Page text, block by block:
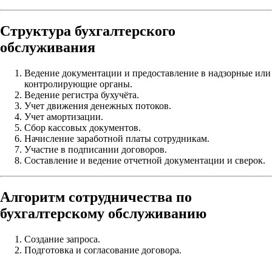
Структура бухгалтерского
обслуживания
Ведение документации и предоставление в надзорные или
контролирующие органы.
Ведение регистра бухучёта.
Учет движения денежных потоков.
Учет амортизации.
Сбор кассовых документов.
Начисление заработной платы сотрудникам.
Участие в подписании договоров.
Составление и ведение отчетной документации и сверок.
Алгоритм сотрудничества по
бухгалтерскому обслуживанию
Создание запроса.
Подготовка и согласование договора.